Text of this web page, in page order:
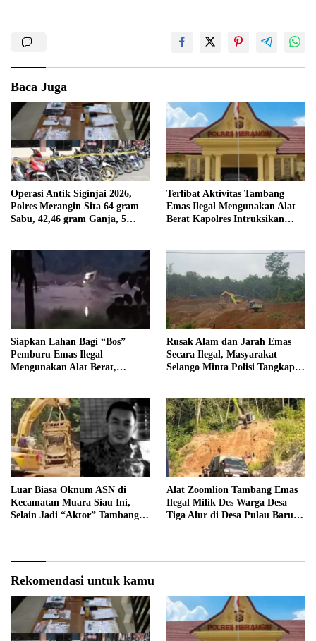
Baca Juga
Operasi Antik Siginjai 2026,
Polres Merangin Sita 64 gram
Sabu, 42,46 gram Ganja, 5
Terlibat Aktivitas Tambang
Emas Ilegal Mengunakan Alat
Berat Kapolres Intruksikan
Tanjung Mudo
Siapkan Lahan Bagi “Bos”
Pemburu Emas Ilegal
Mengunakan Alat Berat,
Terancam di Pecat
Rusak Alam dan Jarah Emas
Secara Ilegal, Masyarakat
Selango Minta Polisi Tangkap
Luar Biasa Oknum ASN di
Kecamatan Muara Siau Ini,
Selain Jadi “Aktor” Tambang
Alat Zoomlion Tambang Emas
Ilegal Milik Des Warga Desa
Tiga Alur di Desa Pulau Baru
Rekomendasi untuk kamu